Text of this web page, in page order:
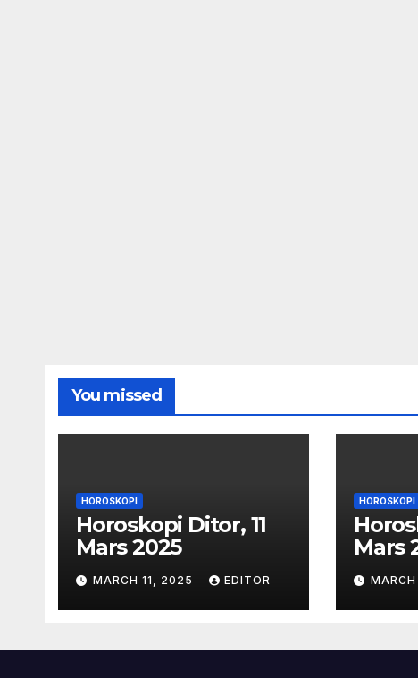
You missed
HOROSKOPI
Horoskopi Ditor, 11
Mars 2025
MARCH 11, 2025 EDITOR
HOROSKOPI
Mars